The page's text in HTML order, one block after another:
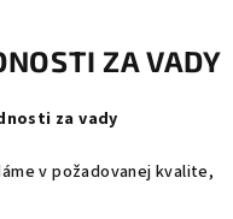
ZA VADY
za vady
v požadovanej kvalite,